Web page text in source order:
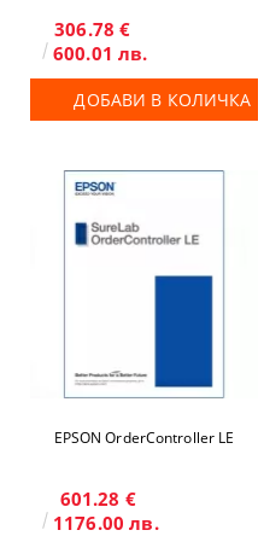
306.78 €
600.01 лв.
ДОБАВИ В КОЛИЧКА
EPSON OrderController LE
601.28 €
1176.00 лв.